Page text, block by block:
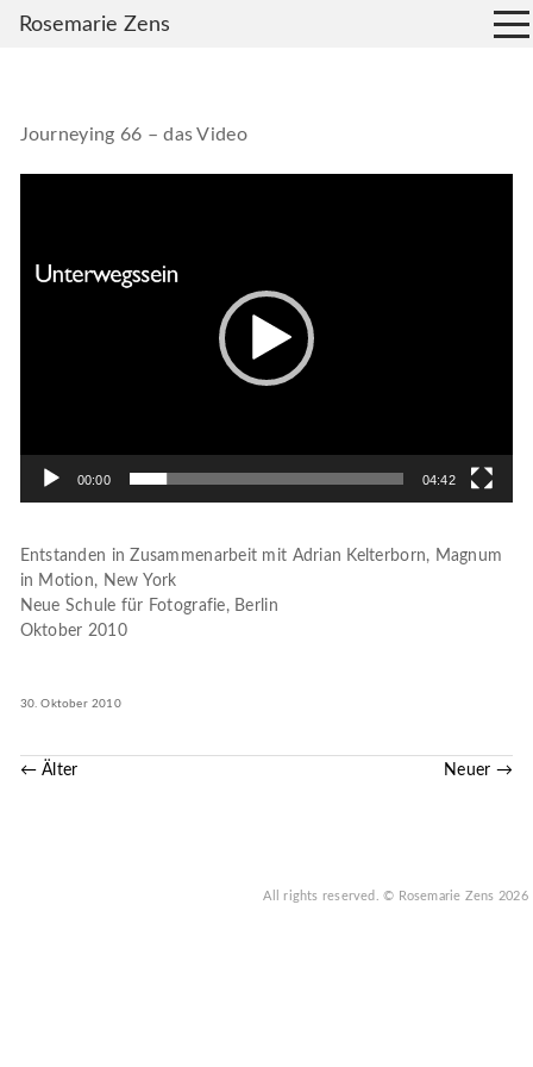
Journeying 66 – das Video
00:00 04:42
Entstanden in Zusammenarbeit mit Adrian Kelterborn, Magnum
in Motion, New York
Neue Schule für Fotografie, Berlin
Oktober 2010
30. Oktober 2010
← Älter Neuer →
All rights reserved.© Rosemarie Zens 2026
Rosemarie Zens